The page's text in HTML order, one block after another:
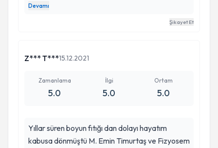
yonde tedaviye ihtiyac duyan tum arkadaslara
gonul rahatligiyla onerebilirim fizyosem ailesine
Devamı
Şikayet Et
Z*** T***15.12.2021
Zamanlama
5.0
İlgi
5.0
Ortam
5.0
Yıllar süren boyun fıtığı dan dolayı hayatım
kabusa dönmüştü M. Emin Timurtaş ve Fizyosem